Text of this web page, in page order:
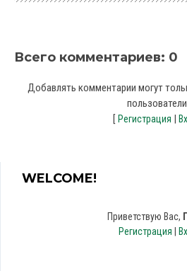
Всего комментариев: 0
Добавлять комментарии могут
[ Регистрация |
WELCOME!
Приветствую Вас,
Регистрация